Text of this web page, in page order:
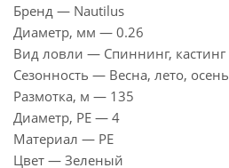
Бренд — Nautilus
Диаметр, мм — 0.26
Вид ловли — Спиннинг, кастинг
Сезонность — Весна, лето, осень
Размотка, м — 135
Диаметр, PE — 4
Материал — PE
Цвет — Зеленый